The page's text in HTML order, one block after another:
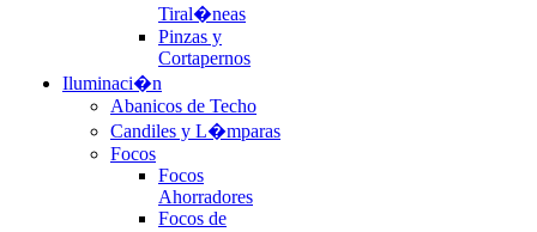
Tiral�neas
Pinzas y
Cortapernos
Iluminaci�n
Abanicos de Techo
Candiles y L�mparas
Focos
Focos
Ahorradores
Focos de